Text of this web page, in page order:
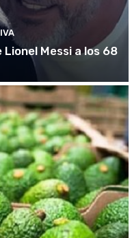
Messi a los 68